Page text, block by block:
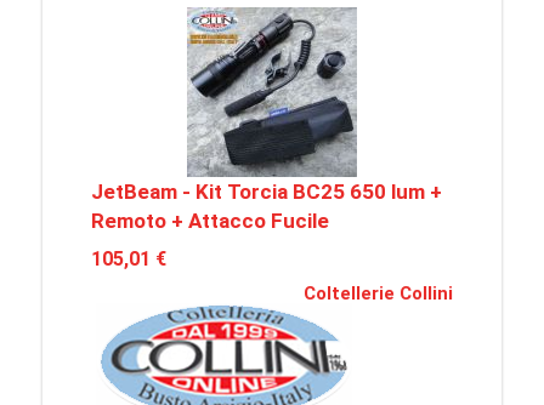
JetBeam - Kit Torcia BC25 650 lum +
Remoto + Attacco Fucile
105,01 €
Coltellerie Collini